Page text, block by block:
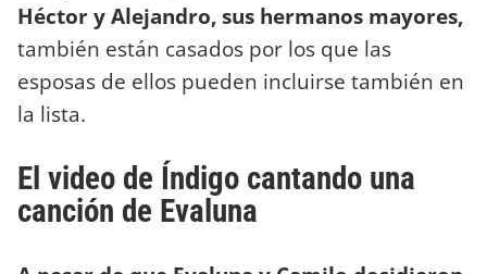
Héctor y Alejandro, sus hermanos mayores,
también están casados por los que las
esposas de ellos pueden incluirse también en
la lista.
El video de Índigo cantando una
canción de Evaluna